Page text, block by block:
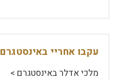
עקבו אחריי באינסטגרם
מלכי אדלר באינסטגרם >